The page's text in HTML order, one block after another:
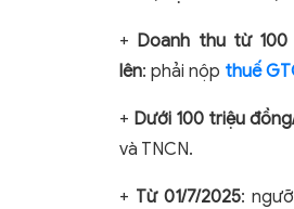
+ Doanh thu từ
lên: phải nộp thuế
+ Dưới 100 triệu
và TNCN.
+ Từ 01/7/2025: